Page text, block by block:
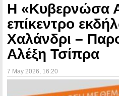
Η «Κυβερνώσα
επίκεντρο
Χαλάνδρι –
Αλέξη Τσίπρα
7 May 2026 , 16:20